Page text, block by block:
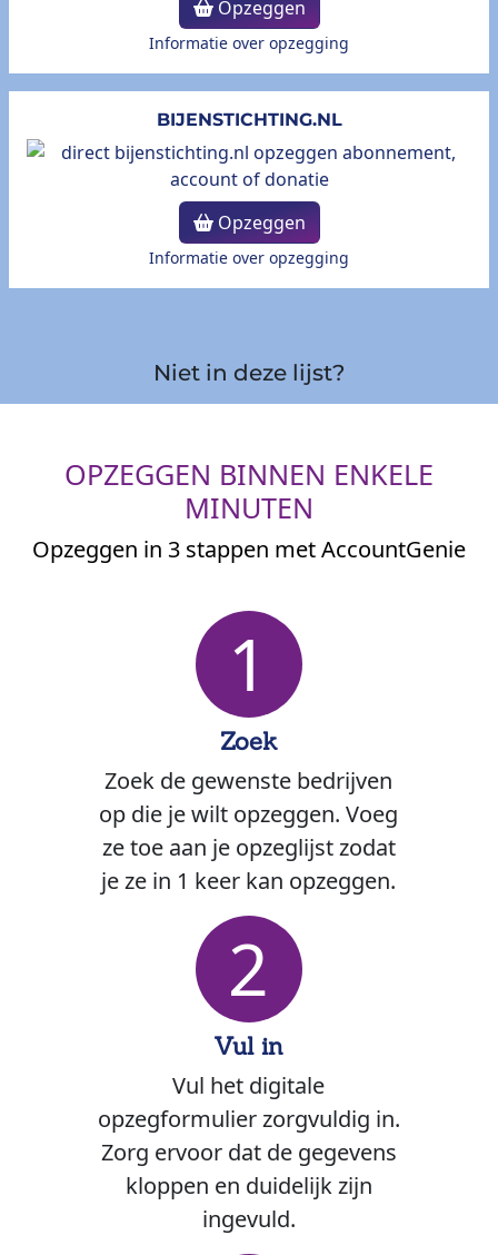
Opzeggen
Informatie over opzegging
BIJENSTICHTING.NL
Opzeggen
Informatie over opzegging
Niet in deze lijst?
OPZEGGEN BINNEN ENKELE
MINUTEN
Opzeggen in 3 stappen met AccountGenie
1
Zoek
Zoek de gewenste bedrijven
op die je wilt opzeggen. Voeg
ze toe aan je opzeglijst zodat
je ze in 1 keer kan opzeggen.
2
Vul in
Vul het digitale
opzegformulier zorgvuldig in.
Zorg ervoor dat de gegevens
kloppen en duidelijk zijn
ingevuld.